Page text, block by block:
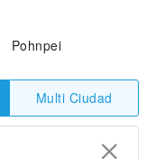
Pohnpei
Multi Ciudad